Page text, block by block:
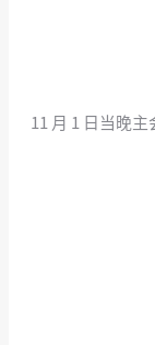
11 月 1 日当晚